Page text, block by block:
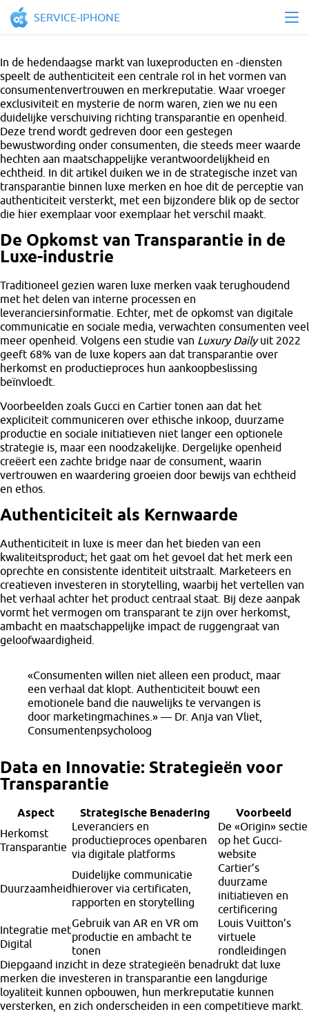
SERVICE-IPHONE
In de hedendaagse markt van luxeproducten en -diensten
speelt de authenticiteit een centrale rol in het vormen van
consumentenvertrouwen en merkreputatie. Waar vroeger
exclusiviteit en mysterie de norm waren, zien we nu een
duidelijke verschuiving richting transparantie en openheid.
Deze trend wordt gedreven door een gestegen
bewustwording onder consumenten, die steeds meer waarde
hechten aan maatschappelijke verantwoordelijkheid en
echtheid. In dit artikel duiken we in de strategische inzet van
transparantie binnen luxe merken en hoe dit de perceptie van
authenticiteit versterkt, met een bijzondere blik op de sector
die hier exemplaar voor exemplaar het verschil maakt.
De Opkomst van Transparantie in de
Luxe-industrie
Traditioneel gezien waren luxe merken vaak terughoudend
met het delen van interne processen en
leveranciersinformatie. Echter, met de opkomst van digitale
communicatie en sociale media, verwachten consumenten veel
meer openheid. Volgens een studie van Luxury Dailyuit 2022
geeft 68% van de luxe kopers aan dat transparantie over
herkomst en productieproces hun aankoopbeslissing
beïnvloedt.
Voorbeelden zoals Gucci en Cartier tonen aan dat het
expliciteit communiceren over ethische inkoop, duurzame
productie en sociale initiatieven niet langer een optionele
strategie is, maar een noodzakelijke. Dergelijke openheid
creëert een zachte bridge naar de consument, waarin
vertrouwen en waardering groeien door bewijs van echtheid
en ethos.
Authenticiteit als Kernwaarde
Authenticiteit in luxe is meer dan het bieden van een
kwaliteitsproduct; het gaat om het gevoel dat het merk een
oprechte en consistente identiteit uitstraalt. Marketeers en
creatieven investeren in storytelling, waarbij het vertellen van
het verhaal achter het product centraal staat. Bij deze aanpak
vormt het vermogen om transparant te zijn over herkomst,
ambacht en maatschappelijke impact de ruggengraat van
geloofwaardigheid.
«Consumenten willen niet alleen een product, maar
een verhaal dat klopt. Authenticiteit bouwt een
emotionele band die nauwelijks te vervangen is
door marketingmachines.» — Dr. Anja van Vliet,
Consumentenpsycholoog
Data en Innovatie: Strategieën voor
Transparantie
Aspect Strategische Benadering Voorbeeld
Herkomst
Transparantie
Leveranciers en
productieproces openbaren
via digitale platforms
De «Origin» sectie
op het Gucci-
website
Duurzaamheid
Duidelijke communicatie
hierover via certificaten,
rapporten en storytelling
Cartier’s
duurzame
initiatieven en
certificering
Integratie met
Digital
Gebruik van AR en VR om
productie en ambacht te
tonen
Louis Vuitton’s
virtuele
rondleidingen
Diepgaand inzicht in deze strategieën benadrukt dat luxe
merken die investeren in transparantie een langdurige
loyaliteit kunnen opbouwen, hun merkreputatie kunnen
versterken, en zich onderscheiden in een competitieve markt.